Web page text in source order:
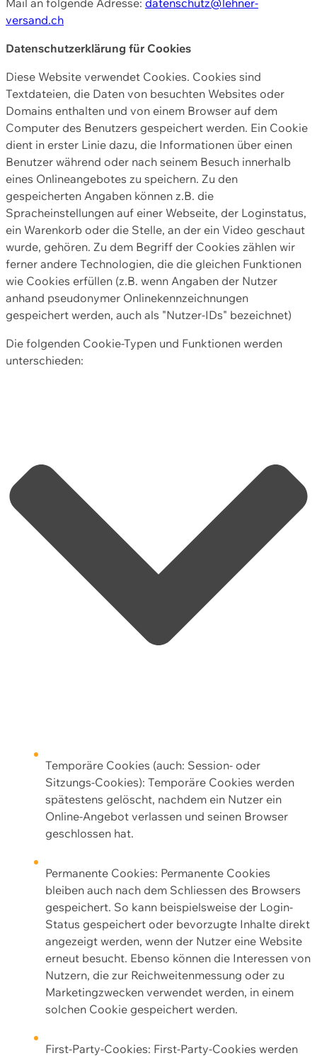
versand.ch
Datenschutzerklärung für Cookies
Diese Website verwendet Cookies. Cookies sind
Textdateien, die Daten von besuchten Websites oder
Domains enthalten und von einem Browser auf dem
Computer des Benutzers gespeichert werden. Ein Cookie
dient in erster Linie dazu, die Informationen über einen
Benutzer während oder nach seinem Besuch innerhalb
eines Onlineangebotes zu speichern. Zu den
gespeicherten Angaben können z.B. die
Spracheinstellungen auf einer Webseite, der Loginstatus,
ein Warenkorb oder die Stelle, an der ein Video geschaut
wurde, gehören. Zu dem Begriff der Cookies zählen wir
ferner andere Technologien, die die gleichen Funktionen
wie Cookies erfüllen (z.B. wenn Angaben der Nutzer
anhand pseudonymer Onlinekennzeichnungen
gespeichert werden, auch als "Nutzer-IDs" bezeichnet)
Die folgenden Cookie-Typen und Funktionen werden
unterschieden:
Temporäre Cookies (auch: Session- oder
Sitzungs-Cookies): Temporäre Cookies werden
spätestens gelöscht, nachdem ein Nutzer ein
Online-Angebot verlassen und seinen Browser
geschlossen hat.
Permanente Cookies: Permanente Cookies
bleiben auch nach dem Schliessen des Browsers
gespeichert. So kann beispielsweise der Login-
Status gespeichert oder bevorzugte Inhalte direkt
angezeigt werden, wenn der Nutzer eine Website
erneut besucht. Ebenso können die Interessen von
Nutzern, die zur Reichweitenmessung oder zu
Marketingzwecken verwendet werden, in einem
solchen Cookie gespeichert werden.
First-Party-Cookies: First-Party-Cookies werden